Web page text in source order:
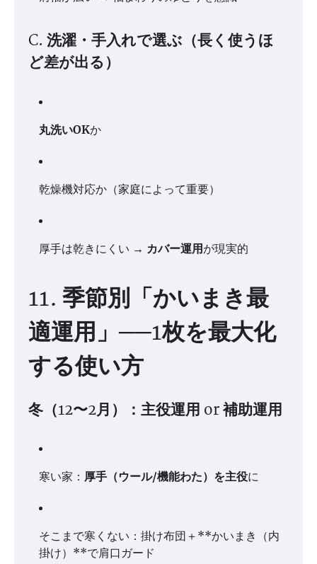
C. 洗濯・手入れで選ぶ（長く使うほ
ど差が出る）
丸洗いOKか
乾燥機対応か（家庭によって重要）
厚手は乾きにくい → カバー運用が現実的
11. 季節別「かいまき最
適運用」──1枚を最大化
する使い方
冬（12〜2月）：主役運用 or 補助運用
寒い家： 厚手（ウール/機能わた）を主役に
そこまで寒くない：掛け布団＋**かいまき（内
掛け）**で肩口ガード